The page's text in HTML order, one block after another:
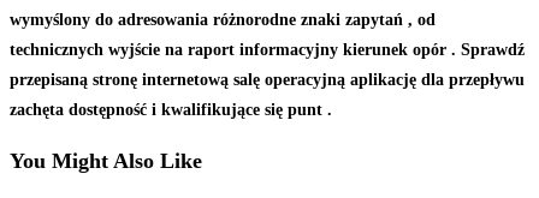
wymyślony do adresowania różnorodne znaki zapytań , od
technicznych wyjście na raport informacyjny kierunek opór . Sprawdź
przepisaną stronę internetową salę operacyjną aplikację dla przepływu
zachęta dostępność i kwalifikujące się punt .
You Might Also Like